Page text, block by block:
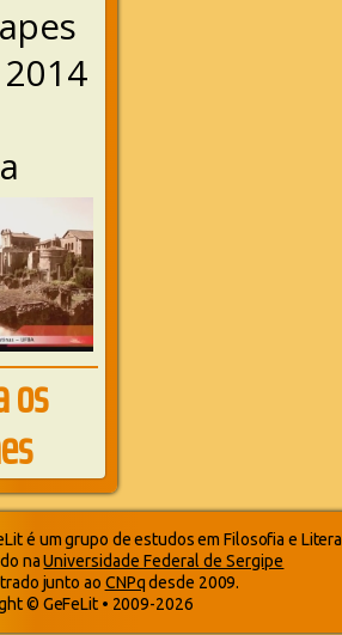
os
é um grupo de estudos em Filosofia e
naUniversidade Federal de Sergipe
junto ao CNPqdesde 2009.
© GeFeLit • 2009-2026